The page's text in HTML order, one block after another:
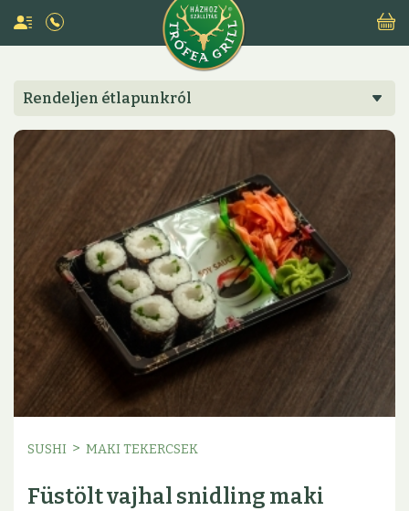
Rendeljen étlapunkról
SUSHI > MAKI TEKERCSEK
Füstölt vajhal snidling maki